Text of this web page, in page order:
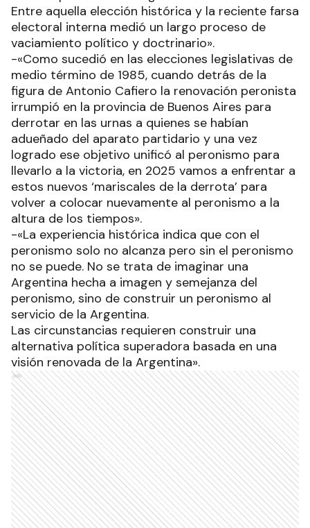
Entre aquella elección histórica y la reciente farsa
electoral interna medió un largo proceso de
vaciamiento político y doctrinario».
-«Como sucedió en las elecciones legislativas de
medio término de 1985, cuando detrás de la
figura de Antonio Cafiero la renovación peronista
irrumpió en la provincia de Buenos Aires para
derrotar en las urnas a quienes se habían
adueñado del aparato partidario y una vez
logrado ese objetivo unificó al peronismo para
llevarlo a la victoria, en 2025 vamos a enfrentar a
estos nuevos ‘mariscales de la derrota’ para
volver a colocar nuevamente al peronismo a la
altura de los tiempos».
-«La experiencia histórica indica que con el
peronismo solo no alcanza pero sin el peronismo
no se puede. No se trata de imaginar una
Argentina hecha a imagen y semejanza del
peronismo, sino de construir un peronismo al
servicio de la Argentina.
Las circunstancias requieren construir una
alternativa política superadora basada en una
visión renovada de la Argentina».
Ads